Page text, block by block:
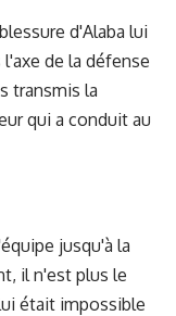
d'Alaba lui
de la défense
transmis la
qui a conduit au
jusqu'à la
il n'est plus le
était impossible